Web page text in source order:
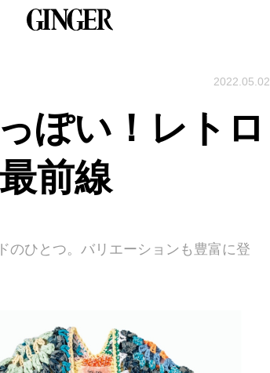
2022.05.02
ぽい！レトロ
前線
のひとつ。バリエーションも豊富に登